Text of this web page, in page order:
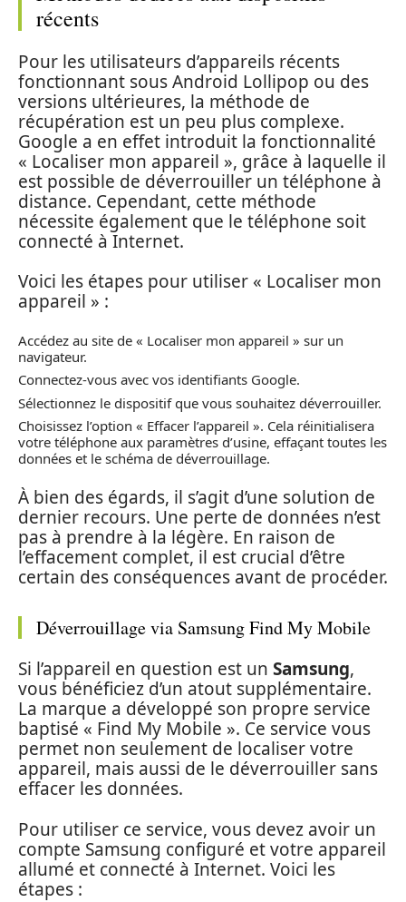
récents
Pour les utilisateurs d’appareils récents
fonctionnant sous Android Lollipop ou des
versions ultérieures, la méthode de
récupération est un peu plus complexe.
Google a en effet introduit la fonctionnalité
« Localiser mon appareil », grâce à laquelle il
est possible de déverrouiller un téléphone à
distance. Cependant, cette méthode
nécessite également que le téléphone soit
connecté à Internet.
Voici les étapes pour utiliser « Localiser mon
appareil » :
Accédez au site de « Localiser mon appareil » sur un
navigateur.
Connectez-vous avec vos identifiants Google.
Sélectionnez le dispositif que vous souhaitez déverrouiller.
Choisissez l’option « Effacer l’appareil ». Cela réinitialisera
votre téléphone aux paramètres d’usine, effaçant toutes les
données et le schéma de déverrouillage.
À bien des égards, il s’agit d’une solution de
dernier recours. Une perte de données n’est
pas à prendre à la légère. En raison de
l’effacement complet, il est crucial d’être
certain des conséquences avant de procéder.
Déverrouillage via Samsung Find My Mobile
Si l’appareil en question est un Samsung,
vous bénéficiez d’un atout supplémentaire.
La marque a développé son propre service
baptisé « Find My Mobile ». Ce service vous
permet non seulement de localiser votre
appareil, mais aussi de le déverrouiller sans
effacer les données.
Pour utiliser ce service, vous devez avoir un
compte Samsung configuré et votre appareil
allumé et connecté à Internet. Voici les
étapes :